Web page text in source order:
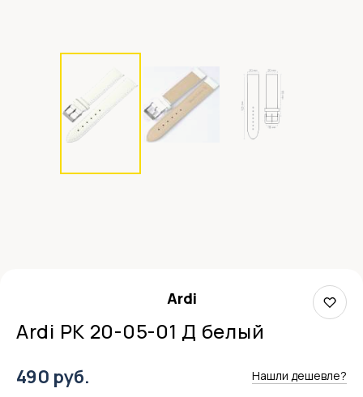
Ardi
Ardi РК 20-05-01 Д белый
490 руб. Нашли дешевле?